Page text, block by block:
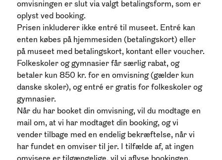
omvisningen er slut via valgt betalingsform, som er
oplyst ved booking.
Prisen inkluderer ikke entré til museet. Entré kan
enten købes på hjemmesiden (betalingskort) eller
på museet med betalingskort, kontant eller voucher.
Folkeskoler og gymnasier får særlig rabat, og
betaler kun 850 kr. for en omvisning (gælder kun
danske skoler), og entré er gratis for folkeskoler og
gymnasier.
Når du har booket din omvisning, vil du modtage en
mail om, at vi har modtaget din booking, og vi
vender tilbage med en endelig bekræftelse, når vi
har fundet en omviser til jer. I tilfælde af, at ingen